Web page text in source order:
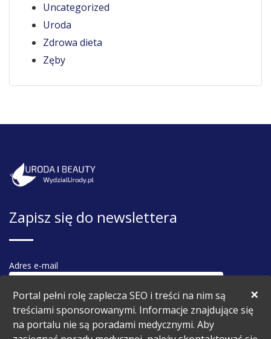
×
Portal pełni rolę zaplecza SEO i treści na nim są
treściami sponsorowanymi. Informacje znajdujące się
na portalu nie są poradami medycznymi. Aby
Uncategorized
Uroda
Zdrowa dieta
Zęby
Zapisz się do newslettera
Adres e-mail